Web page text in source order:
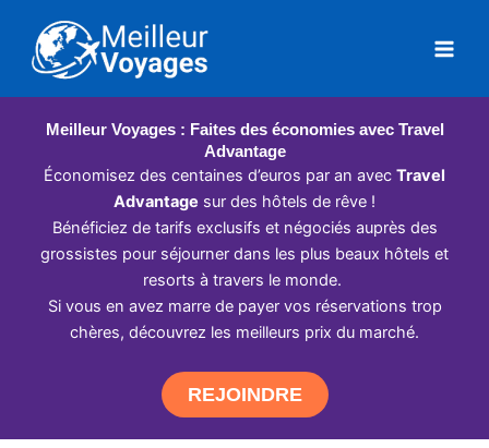
contenu
Meilleur Voyages : Faites des économies avec Travel
Advantage
Économisez des centaines d’euros par an avec Travel
Advantage sur des hôtels de rêve !
Bénéficiez de tarifs exclusifs et négociés auprès des
grossistes pour séjourner dans les plus beaux hôtels et
resorts à travers le monde.
Si vous en avez marre de payer vos réservations trop
chères, découvrez les meilleurs prix du marché.
REJOINDRE